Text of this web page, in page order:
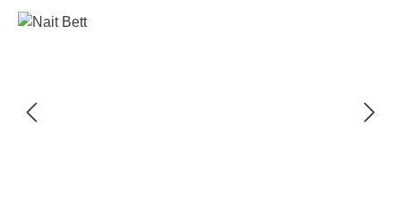
Bildergalerie überspringen